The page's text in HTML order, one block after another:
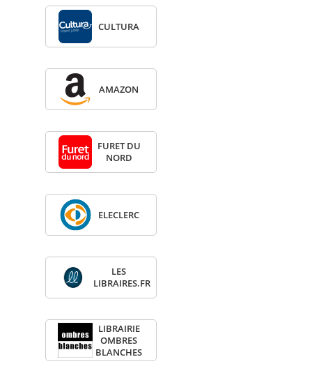
CULTURA
AMA­ZON
FURET DU
NORD
ELE­CLERC
LES
LIBRAIRES.FR
LIBRAI­RIE
OMBRES
BLANCHES